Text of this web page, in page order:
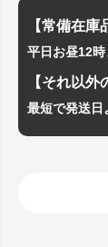
【常備在庫
平日お昼12
【それ以外
最短で発送日